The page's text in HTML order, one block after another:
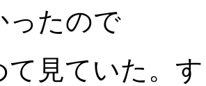
ったので
て見ていた。